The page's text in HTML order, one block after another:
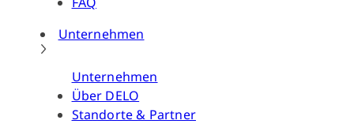
Unternehmen
Unternehmen
Über DELO
Standorte & Partner